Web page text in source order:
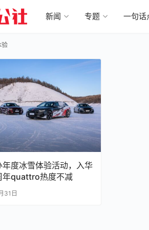
新闻 专题 一句话
验
年度冰雪体验活动，入华
年quattro热度不减
31日